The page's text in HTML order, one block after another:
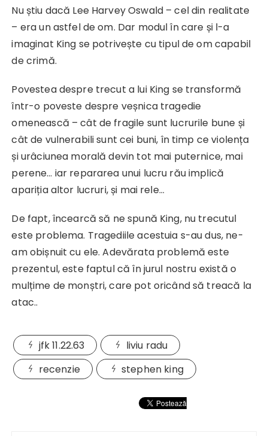
Nu știu dacă Lee Harvey Oswald – cel din realitate
– era un astfel de om. Dar modul în care și l-a
imaginat King se potrivește cu tipul de om capabil
de crimă.
Povestea despre trecut a lui King se transformă
într-o poveste despre veșnica tragedie
omenească – cât de fragile sunt lucrurile bune și
cât de vulnerabili sunt cei buni, în timp ce violența
și urâciunea morală devin tot mai puternice, mai
perene… iar repararea unui lucru rău implică
apariția altor lucruri, și mai rele…
De fapt, încearcă să ne spună King, nu trecutul
este problema. Tragediile acestuia s-au dus, ne-
am obișnuit cu ele. Adevărata problemă este
prezentul, este faptul că în jurul nostru există o
mulțime de monștri, care pot oricând să treacă la
atac..
jfk 11.22.63
liviu radu
recenzie
stephen king